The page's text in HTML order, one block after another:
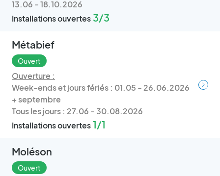
13.06 - 18.10.2026
Installations ouvertes 3/3
Métabief
Ouvert
Ouverture :
Week-ends et jours fériés : 01.05 - 26.06.2026
+ septembre
Tous les jours : 27.06 - 30.08.2026
Installations ouvertes1/1
Moléson
Ouvert